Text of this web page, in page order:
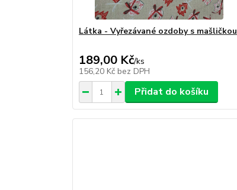
Látka - Vyřezávané ozdoby s mašličkou
189,00 Kč/ks
156,20 Kč bez DPH
Přidat do košíku